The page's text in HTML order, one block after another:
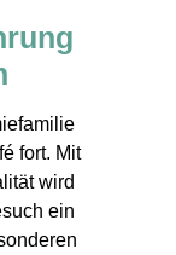
fort. Mit
wird
ein